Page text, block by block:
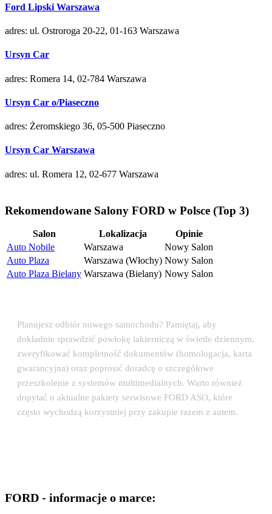
Ford Lipski Warszawa
adres: ul. Ostroroga 20-22, 01-163 Warszawa
Ursyn Car
adres: Romera 14, 02-784 Warszawa
Ursyn Car o/Piaseczno
adres: Żeromskiego 36, 05-500 Piaseczno
Ursyn Car Warszawa
adres: ul. Romera 12, 02-677 Warszawa
Rekomendowane Salony FORD w Polsce (Top 3)
Salon Lokalizacja
Opinie
Auto Nobile
Warszawa
Nowy Salon
Auto Plaza
Warszawa (Włochy) Nowy Salon
Auto Plaza Bielany Warszawa (Bielany) Nowy Salon
Planujesz odbiór nowego samochodu? Pamiętaj, aby
dokładnie sprawdzić powłokę lakierniczą w świetle dziennym,
zweryfikować kompletność dokumentów (homologacja, karta
gwarancyjna) oraz poprosić doradcę o szczegółowe
przeszkolenie z systemów multimedialnych. Warto również
dopytać o aktualne pakiety serwisowe FORD ASO, które
często wychodzą korzystniej przy zakupie razem z autem.
FORD - informacje o marce: